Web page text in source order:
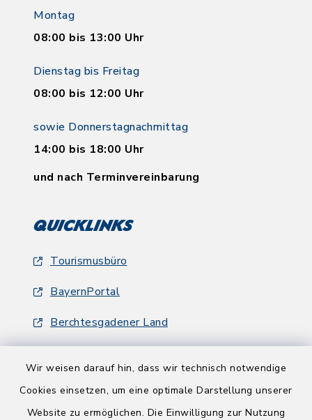
Wir weisen darauf hin, dass wir technisch notwendige
Cookies einsetzen, um eine optimale Darstellung unserer
Website zu ermöglichen. Die Einwilligung zur Nutzung
Montag
08:00 bis 13:00 Uhr
Dienstag bis Freitag
08:00 bis 12:00 Uhr
sowie Donnerstagnachmittag
14:00 bis 18:00 Uhr
und nach Terminvereinbarung
Quicklinks
Tourismusbüro
BayernPortal
Berchtesgadener Land